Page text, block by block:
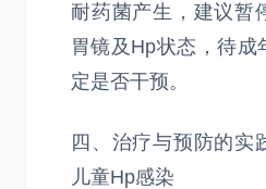
耐药菌产生，建议暂
胃镜及Hp状态，待成
定是否干预。
四、治疗与预防的实
儿童Hp感染